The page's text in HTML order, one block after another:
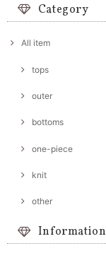
Category
All item
tops
outer
bottoms
one-piece
knit
other
Information